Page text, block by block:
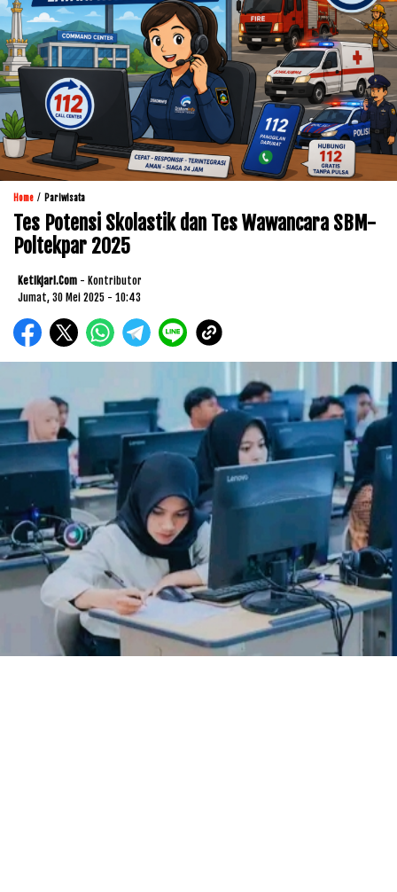
Home / Pariwisata
Tes Potensi Skolastik dan Tes Wawancara SBM-
Poltekpar 2025
Ketikjari.com - Kontributor
Jumat, 30 Mei 2025 - 10:43